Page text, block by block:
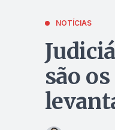
NOTÍCIAS
são